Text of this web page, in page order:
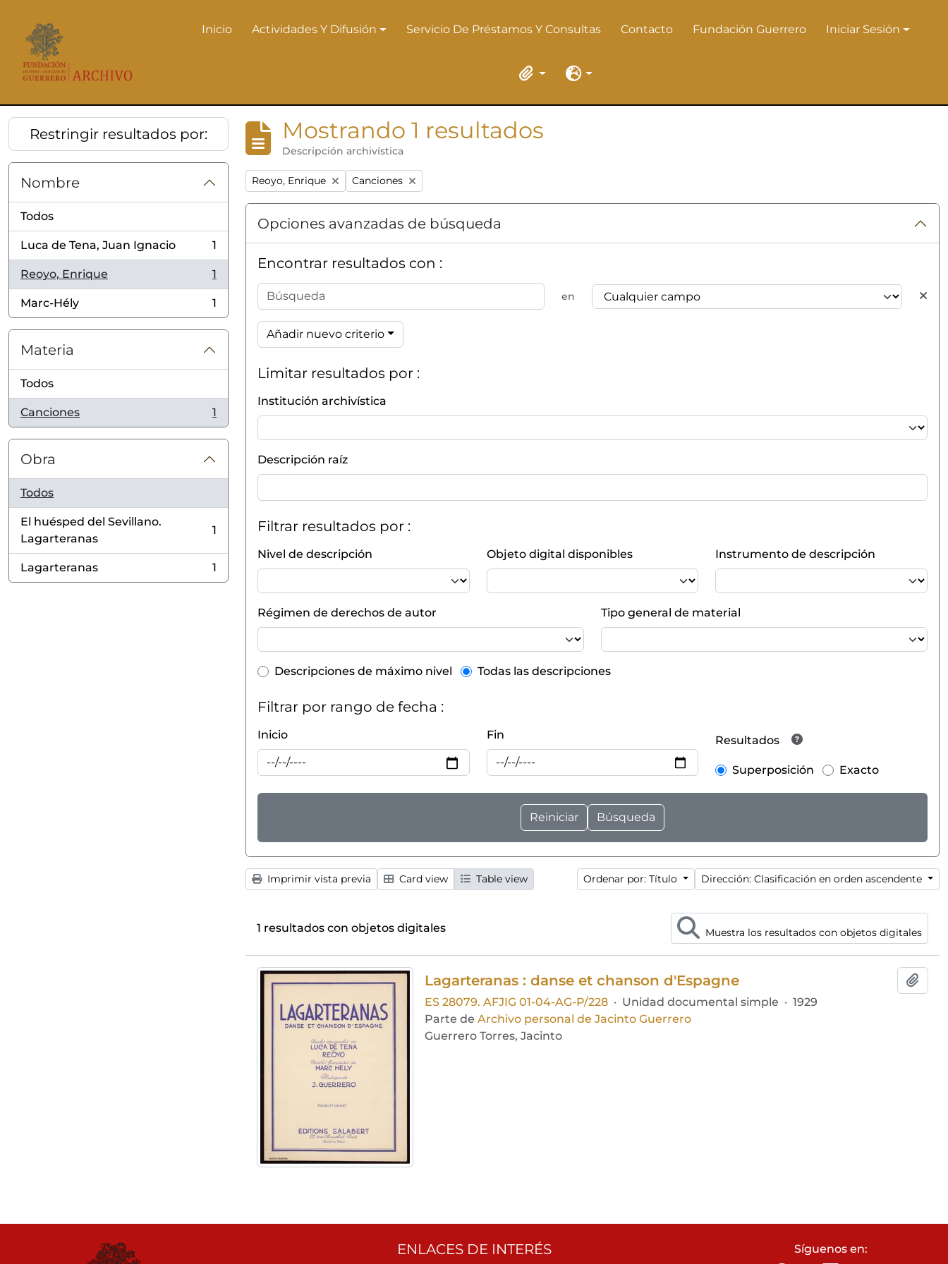
Inicio Actividades Y Difusión
Actividades Y Difusión
Servicio De Préstamos Y Consultas Contacto Fundación Guerrero Iniciar Sesión
Iniciar Sesión
Portapapeles
Idioma
Restringir resultados por:
Nombre
Todos
Luca de Tena, Juan Ignacio
, 1 resultados
1
Reoyo, Enrique
, 1 resultados
1
Marc-Hély
, 1 resultados
1
Materia
Todos
Canciones
, 1 resultados
1
Obra
Todos
El huésped del Sevillano.
Lagarteranas
, 1 resultados
1
Lagarteranas
, 1 resultados
1
Mostrando 1 resultados
Descripción archivística
Remove filter:
Reoyo, Enrique Remove filter:
Canciones
Opciones avanzadas de búsqueda
Encontrar resultados con :
en
Añadir nuevo criterio
Limitar resultados por :
Institución archivística
Descripción raíz
Filtrar resultados por :
Nivel de descripción Objeto digital disponibles Instrumento de descripción
Régimen de derechos de autor Tipo general de material
Top-level description filter
Descripciones de máximo nivel Todas las descripciones
Filtrar por rango de fecha :
Inicio Fin Resultados
Superposición Exacto
Imprimir vista previa Card view Table view Ordenar por: Título Dirección: Clasificación en orden ascendente
1 resultados con objetos digitales Muestra los resultados con objetos digitales
Lagarteranas : danse et chanson d'Espagne
ES 28079. AFJIG 01-04-AG-P/228 · Unidad documental simple · 1929
Parte de Archivo personal de Jacinto Guerrero
Guerrero Torres, Jacinto
ENLACES DE INTERÉS Síguenos en: